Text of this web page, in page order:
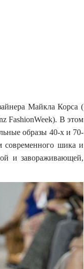
Майкла Корса (
FashionWeek). В этом
образы 40-х и 70-
современного шика и
и завораживающей,